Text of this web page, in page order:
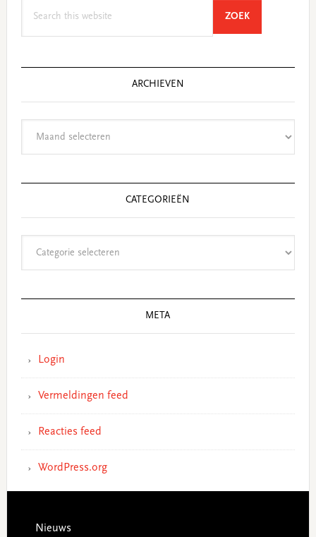
ZOEKSEARCH
ARCHIEVEN
CATEGORIEËN
META
Login
Vermeldingen feed
Reacties feed
WordPress.org
Footer
Nieuws